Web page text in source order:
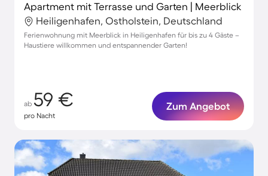
Apartment mit Terrasse und Garten | Meerblick
Heiligenhafen, Ostholstein, Deutschland
Ferienwohnung mit Meerblick in Heiligenhafen für bis zu 4 Gäste –
Haustiere willkommen und entspannender Garten!
ab 59 €
pro Nacht
Zum Angebot